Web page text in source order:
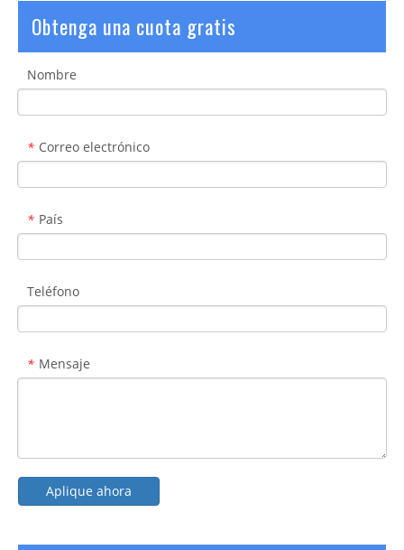
Obtenga una cuota gratis
Nombre
* Correo electrónico
* País
Teléfono
* Mensaje
Aplique ahora